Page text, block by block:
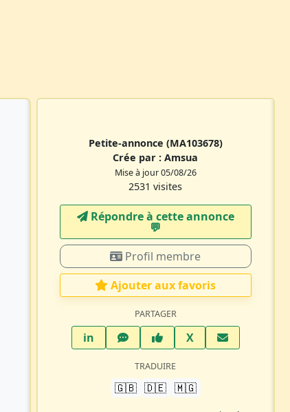
Petite-annonce (MA103678)
Crée par :Amsua
Mise à jour 05/08/26
2531 visites
Répondre à cette annonce
💬​
Profil membre
Ajouter aux favoris
PARTAGER
inLinkedInWhatsAppFacebook
XTwitter X
TRADUIRE
🇬🇧 🇩🇪 🇲🇬